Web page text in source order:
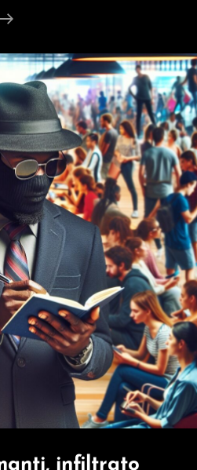
Una
Mi
Hanno
Puntato
Una
Pistola
In
Faccia
Perché
Sono
Frocio.
infiltrato